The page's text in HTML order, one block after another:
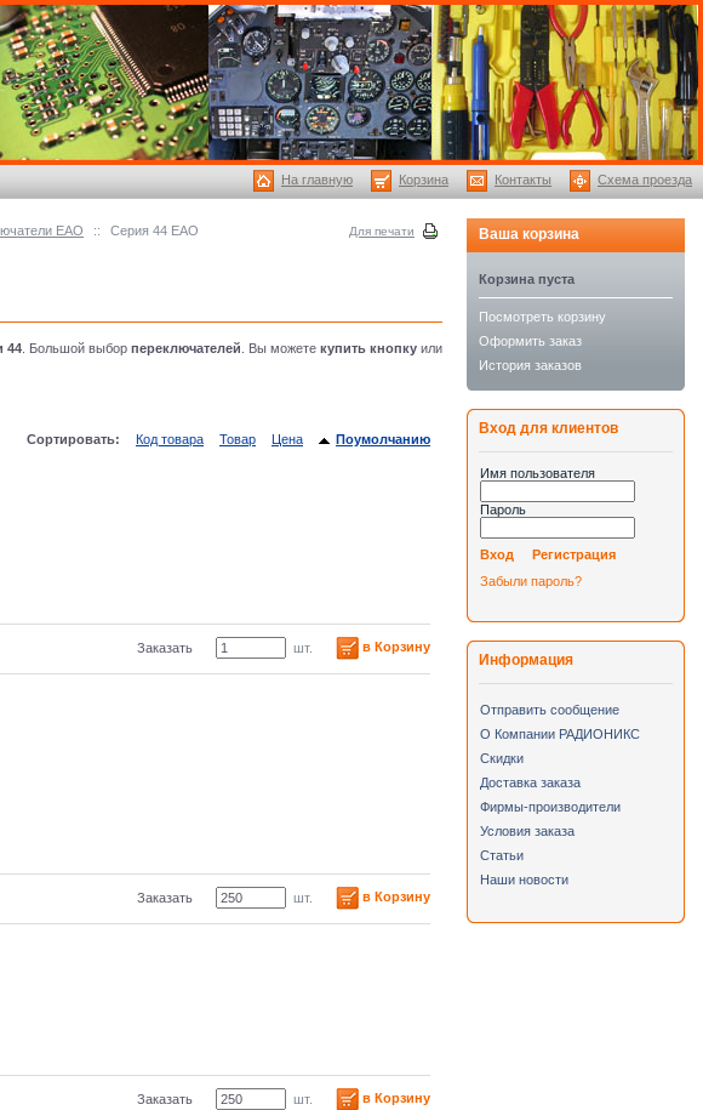
ЕАО :: Серия 44 ЕАО Для печати
44 . Большой выбор переключателей . Вы можете купить кнопку или
Сортировать: Код товара Товар Цена Поумолчанию
Заказать шт. в Корзину
Заказать шт. в Корзину
Заказать шт. в Корзину
Ваша корзина
Корзина пуста
Посмотреть корзину
Оформить заказ
История заказов
Вход для клиентов
Имя пользователя
Пароль
Вход
Регистрация
Забыли пароль?
Информация
Отправить сообщение
О Компании РАДИОНИКС
Скидки
Доставка заказа
Фирмы-производители
Условия заказа
Статьи
Наши новости
Схема проезда
Контакты
Корзина
На главную